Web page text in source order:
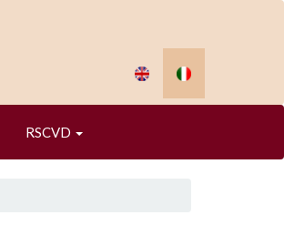
RSCVD